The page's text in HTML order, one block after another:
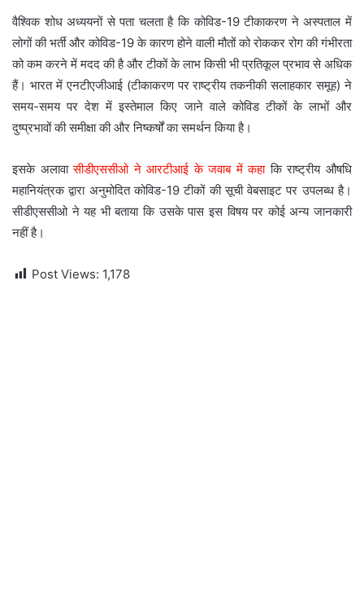
वैश्विक शोध अध्ययनों से पता चलता है कि कोविड-19 टीकाकरण ने अस्पताल में
लोगों की भर्ती और कोविड-19 के कारण होने वाली मौतों को रोककर रोग की गंभीरता
को कम करने में मदद की है और टीकों के लाभ किसी भी प्रतिकूल प्रभाव से अधिक
हैं। भारत में एनटीएजीआई (टीकाकरण पर राष्ट्रीय तकनीकी सलाहकार समूह) ने
समय-समय पर देश में इस्तेमाल किए जाने वाले कोविड टीकों के लाभों और
दुष्प्रभावों की समीक्षा की और निष्कर्षों का समर्थन किया है।
इसके अलावासीडीएससीओ ने आरटीआई के जवाब में कहाकि राष्ट्रीय औषधि
महानियंत्रक द्वारा अनुमोदित कोविड-19 टीकों की सूची वेबसाइट पर उपलब्ध है।
सीडीएससीओ ने यह भी बताया कि उसके पास इस विषय पर कोई अन्य जानकारी
नहीं है।
Post Views: 1,178